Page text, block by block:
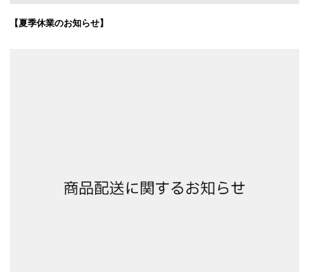
【夏季休業のお知らせ】